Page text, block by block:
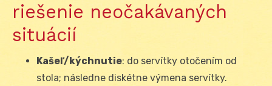
riešenie neočakávaných
situácií
Kašeľ/kýchnutie: do servítky otočením od
stola; následne diskétne výmena servítky.